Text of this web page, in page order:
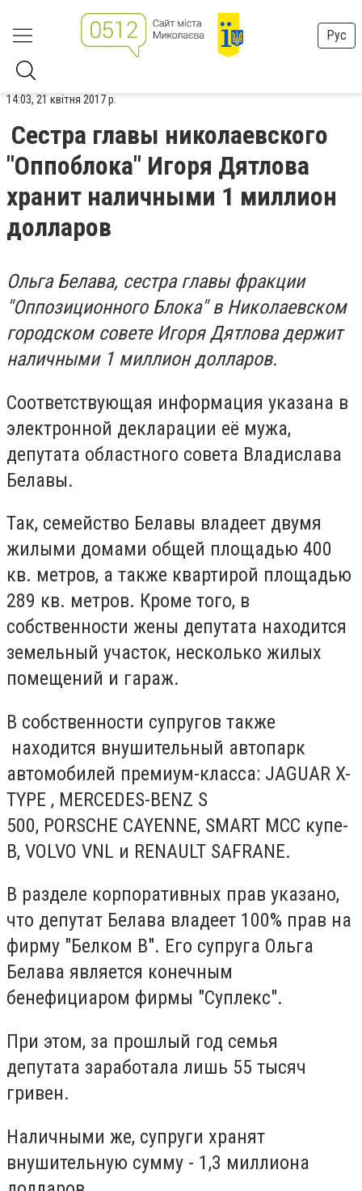
Рус
14:03, 21 квітня 2017 р.
Сестра главы николаевского
"Оппоблока" Игоря Дятлова
хранит наличными 1 миллион
долларов
Ольга Белава, сестра главы фракции
"Оппозиционного Блока" в Николаевском
городском совете Игоря Дятлова держит
наличными 1 миллион долларов.
Соответствующая информация указана в
электронной декларации её мужа,
депутата областного совета Владислава
Белавы.
Так, семейство Белавы владеет двумя
жилыми домами общей площадью 400
кв. метров, а также квартирой площадью
289 кв. метров. Кроме того, в
собственности жены депутата находится
земельный участок, несколько жилых
помещений и гараж.
В собственности супругов также
находится внушительный автопарк
автомобилей премиум-класса: JAGUAR X-
TYPE , MERCEDES-BENZ S
500, PORSCHE CAYENNE, SMART MCC купе-
В, VOLVO VNL и RENAULT SAFRANE.
В разделе корпоративных прав указано,
что депутат Белава владеет 100% прав на
фирму "Белком В". Его супруга Ольга
Белава является конечным
бенефициаром фирмы "Суплекс".
При этом, за прошлый год семья
депутата заработала лишь 55 тысяч
гривен.
Наличными же, супруги хранят
внушительную сумму - 1,3 миллиона